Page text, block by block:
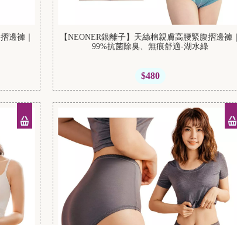
邊褲｜
【NEONER銀離子】天絲棉親膚高腰緊腹摺邊褲｜
99%抗菌除臭、無痕舒適-湖水綠
$480